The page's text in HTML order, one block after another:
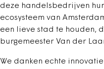
deze handelsbedrijven
ecosysteem van
een lieve stad te houden,
burgemeester Van der
We danken echte